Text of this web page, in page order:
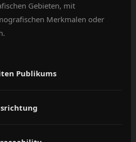
Gebieten, mit
Merkmalen oder
Publikums